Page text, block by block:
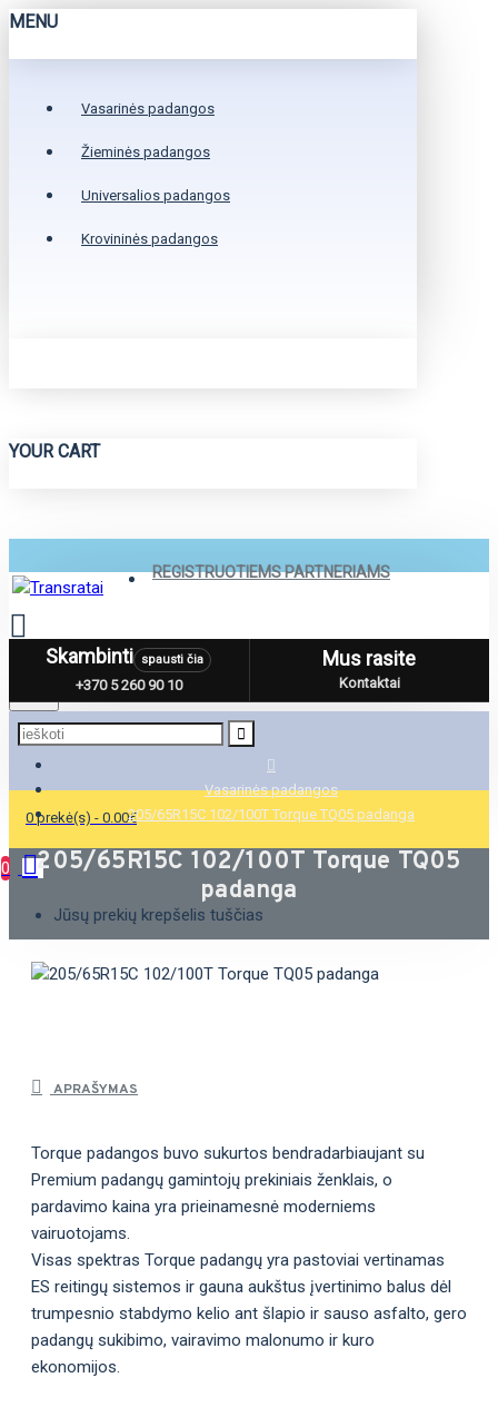
MENU
Vasarinės padangos
Žieminės padangos
Universalios padangos
Krovininės padangos
YOUR CART
REGISTRUOTIEMS PARTNERIAMS
Menu
0 prekė(s) - 0.00€
0
Jūsų prekių krepšelis tuščias
Skambinti spausti čia
+370 5 260 90 10
Mus rasite
Kontaktai
Vasarinės padangos
205/65R15C 102/100T Torque TQ05 padanga
205/65R15C 102/100T Torque TQ05
padanga
APRAŠYMAS
Torque padangos buvo sukurtos bendradarbiaujant su
Premium padangų gamintojų prekiniais ženklais, o
pardavimo kaina yra prieinamesnė moderniems
vairuotojams.
Visas spektras Torque padangų yra pastoviai vertinamas
ES reitingų sistemos ir gauna aukštus įvertinimo balus dėl
trumpesnio stabdymo kelio ant šlapio ir sauso asfalto, gero
padangų sukibimo, vairavimo malonumo ir kuro
ekonomijos.